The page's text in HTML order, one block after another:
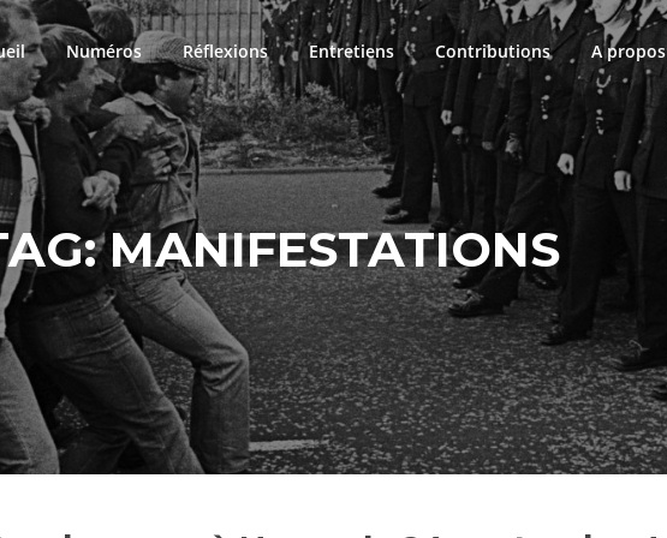
Numéros Réflexions Entretiens Contributions A propos
MANIFESTATIONS